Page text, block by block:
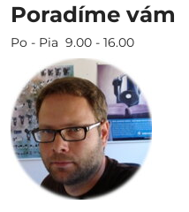
Poradíme vám
Po - Pia 9.00 - 16.00